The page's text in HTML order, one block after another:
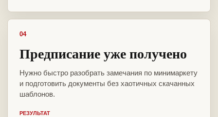
04
Предписание уже получено
Нужно быстро разобрать замечания по минимаркету
и подготовить документы без хаотичных скачанных
шаблонов.
РЕЗУЛЬТАТ